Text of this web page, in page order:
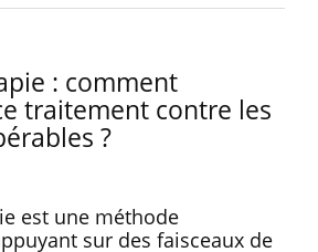
: comment
traitement contre les
?
est une méthode
sur des faisceaux de